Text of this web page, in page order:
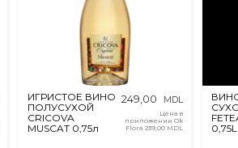
ИГРИСТОЕ ВИНО
ПОЛУСУХОЙ
CRICOVA
MUSCAT 0,75л
249,00 MDL
Цена в
приложении Ok
Flora 239,00 MDL
0,75L